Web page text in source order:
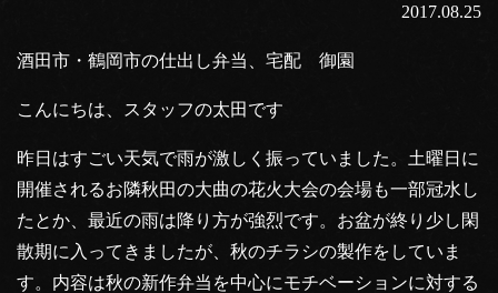
2017.08.25
酒田市・鶴岡市の仕出し弁当、宅配 御園
こんにちは、スタッフの太田です
昨日はすごい天気で雨が激しく振っていました。土曜日に
開催されるお隣秋田の大曲の花火大会の会場も一部冠水し
たとか、最近の雨は降り方が強烈です。お盆が終り少し閑
散期に入ってきましたが、秋のチラシの製作をしていま
す。内容は秋の新作弁当を中心にモチベーションに対する